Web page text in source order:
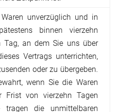
unverzüglich und in
binnen vierzehn
Tag, an dem Sie uns über
Vertrags unterrichten,
oder zu übergeben.
wenn Sie die Waren
Frist von vierzehn Tagen
tragen die unmittelbaren